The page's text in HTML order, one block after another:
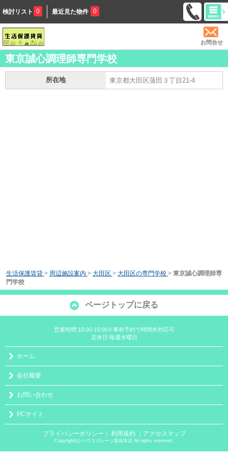
検討リスト 0 最近見た物件 0
お問合せ
東京誠心調理師専門学校
所在地 東京都大田区蒲田３丁目21-4
生活保護賃貸 > 周辺施設案内 > 大田区 > 大田区の専門学校 > 東京誠心調理師専
門学校
ページトップに戻る
営業時間:10:00-19:00※事前予約で時間外対応可
定休日:毎週水曜日
ホーム
会社概要
お問い合わせ
PCサイト
プライバシーポリシー ｜ 利用規約 ｜アクセスマップ
Copyright(c) ハウスガレージ新宿本店 All rights reserved.